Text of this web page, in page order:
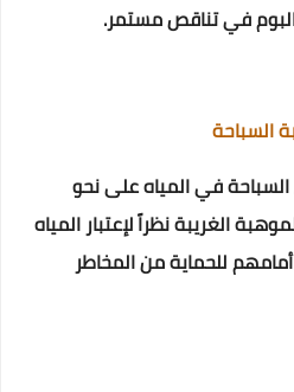
البوم في تناقص مستمر.
في المياه على نحو
الغريبة نظراً لإعتبار المياه
للحماية من المخاطر